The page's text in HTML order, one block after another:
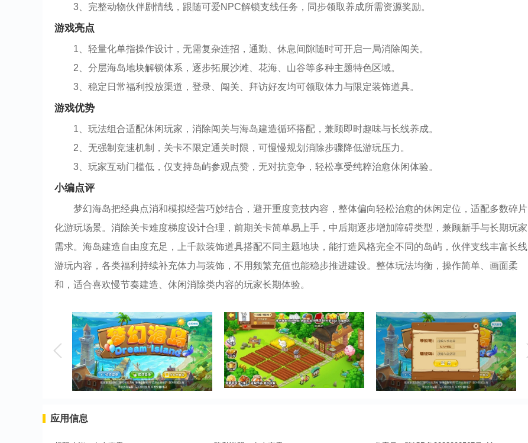
3、完整动物伙伴剧情线，跟随可爱NPC解锁支线任务，同步领取养成所需资源奖励。
游戏亮点
1、轻量化单指操作设计，无需复杂连招，通勤、休息间隙随时可开启一局消除闯关。
2、分层海岛地块解锁体系，逐步拓展沙滩、花海、山谷等多种主题特色区域。
3、稳定日常福利投放渠道，登录、闯关、拜访好友均可领取体力与限定装饰道具。
游戏优势
1、玩法组合适配休闲玩家，消除闯关与海岛建造循环搭配，兼顾即时趣味与长线养成。
2、无强制竞速机制，关卡不限定通关时限，可慢慢规划消除步骤降低游玩压力。
3、玩家互动门槛低，仅支持岛屿参观点赞，无对抗竞争，轻松享受纯粹治愈休闲体验。
小编点评
梦幻海岛把经典点消和模拟经营巧妙结合，避开重度竞技内容，整体偏向轻松治愈的休闲定位，适配多数碎片
化游玩场景。消除关卡难度梯度设计合理，前期关卡简单易上手，中后期逐步增加障碍类型，兼顾新手与长期玩家
需求。海岛建造自由度充足，上千款装饰道具搭配不同主题地块，能打造风格完全不同的岛屿，伙伴支线丰富长线
游玩内容，各类福利持续补充体力与装饰，不用频繁充值也能稳步推进建设。整体玩法均衡，操作简单、画面柔
和，适合喜欢慢节奏建造、休闲消除类内容的玩家长期体验。
应用信息